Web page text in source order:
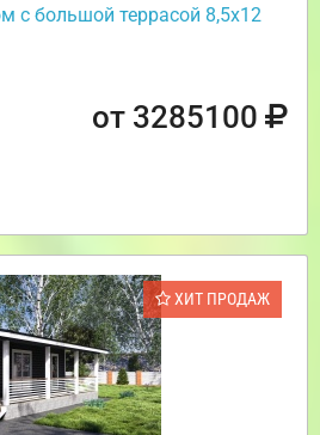
с большой террасой 8,5х12
от 3285100
ХИТ ПРОДАЖ